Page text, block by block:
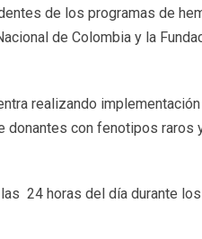
de los programas de
de Colombia y la
realizando implementación
con fenotipos raros
24 horas del día durante